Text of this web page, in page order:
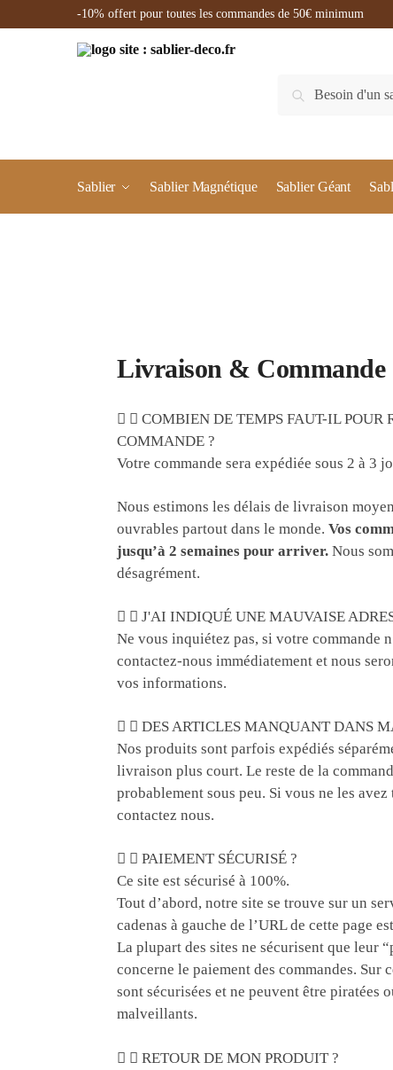
-10% offert pour toutes les commandes de 50€ minimum
Recherche
Sablier Sablier Magnétique Sablier Géant
Livraison & Commande
COMBIEN DE TEMPS FAUT-IL POUR
COMMANDE ?
Votre commande sera expédiée sous 2 à 3
Nous estimons les délais de livraison
ouvrables partout dans le monde. Vos
jusqu’à 2 semaines pour arriver. Nous
désagrément.
J'AI INDIQUÉ UNE MAUVAISE
Ne vous inquiétez pas, si votre commande
contactez-nous immédiatement et nous
vos informations.
DES ARTICLES MANQUANT DANS
Nos produits sont parfois expédiés
livraison plus court. Le reste de la
probablement sous peu. Si vous ne les
contactez nous.
PAIEMENT SÉCURISÉ ?
Ce site est sécurisé à 100%.
Tout d’abord, notre site se trouve sur un
cadenas à gauche de l’URL de cette page
La plupart des sites ne sécurisent que leur
concerne le paiement des commandes. Sur
sont sécurisées et ne peuvent être piratées
malveillants.
RETOUR DE MON PRODUIT ?